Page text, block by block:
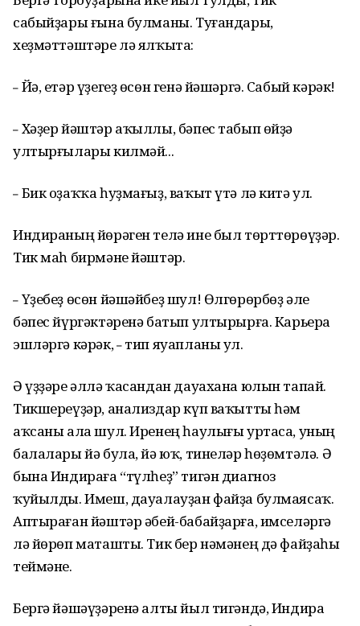
сабыйҙары ғына булманы. Туғандары,
хеҙмәттәштәре лә ялҡыта:
– Йә, етәр үҙегеҙ өсөн генә йәшәргә. Сабый кәрәк!
– Хәҙер йәштәр аҡыллы, бәпес табып өйҙә
ултырғылары килмәй...
– Бик оҙаҡҡа һуҙмағыҙ, ваҡыт үтә лә китә ул.
Индираның йөрәген телә ине был төрттөрөүҙәр.
Тик маһ бирмәне йәштәр.
– Үҙебеҙ өсөн йәшәйбеҙ шул! Өлгөрөрбөҙ әле
бәпес йүргәктәренә батып ултырырға. Карьера
эшләргә кәрәк,–тип яуапланы ул.
Ә үҙҙәре әллә ҡасандан дауахана юлын тапай.
Тикшереүҙәр, анализдар күп ваҡытты һәм
аҡсаны ала шул. Иренең һаулығы уртаса, уның
балалары йә була, йә юҡ, тинеләр һөҙөмтәлә. Ә
бына Индираға “түлһеҙ” тигән диагноз
ҡуйылды. Имеш, дауалауҙан файҙа булмаясаҡ.
Аптыраған йәштәр әбей-бабайҙарға, имселәргә
лә йөрөп маташты. Тик бер нәмәнең дә файҙаһы
теймәне.
Бергә йәшәүҙәренә алты йыл тигәндә, Индира